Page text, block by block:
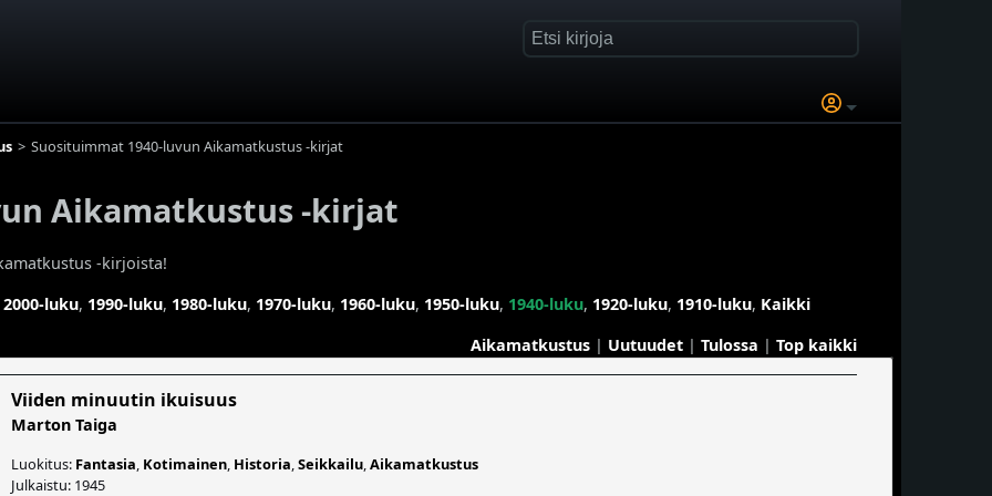
Suosituimmat 1940-luvun Aikamatkustus -kirjat
Aikamatkustus -kirjat
-kirjoista!
2000-luku, 1990-luku, 1980-luku, 1970-luku, 1960-luku, 1950-luku, 1940-luku, 1920-luku, 1910-luku, Kaikki
Aikamatkustus | Uutuudet | Tulossa | Top kaikki
Viiden minuutin ikuisuus
Marton Taiga
Luokitus: Fantasia, Kotimainen, Historia,Seikkailu,Aikamatkustus
Julkaistu: 1945